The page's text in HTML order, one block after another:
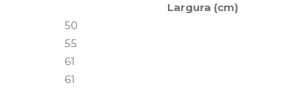
Largura (cm)
50
55
61
61